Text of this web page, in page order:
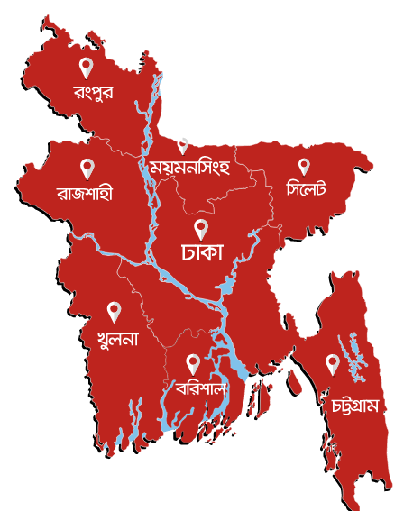
যুক্তরাজ্যে গ্রুমিং কেলেঙ্কারি : পাকিস্তানির অপরাধে অস্বস্তি...
আন্তর্জাতিক
বিরোধ কাটিয়ে কূটনৈতিক সম্পর্ক পুনঃস্থাপন করছে মেক্সিকো ও
আন্তর্জাতিক
এবার ওটিটিতে মুক্তি পেল ‘মালিক’
বিনোদন ৮ আগস্ট, ২০২৬
রিয়ালকে ‘না’ বলা রদ্রির জন্য বার্সার কাছে কত চাইল ম্যানসিটি
খেলাধুলা
শিল্পকলায় চলচ্চিত্র উৎসব, বিনা মূল্যে দেখা যাবে ৬ সিনেমা
বিনোদন ৮ আগস্ট, ২০২৬
ইস্ট লন্ডন মসজিদের জুমার খুতবা : “কুরআন হোক জীবন দেখার
লেন্স...
ইসলাম ও জীবন ৭ আগস্ট, ২০২৬
সিলেটের কন্যা মোহিনী রশিদ এনওয়াইপিডির উচ্চপদস্থ কর্মকর্তা
দেশজুড়ে ৬ আগস্ট, ২০২৬
আজ থেকে সবার জন্য উন্মুক্ত জুলাই স্মৃতি জাদুঘর
৬ আগস্ট, ২০২৬